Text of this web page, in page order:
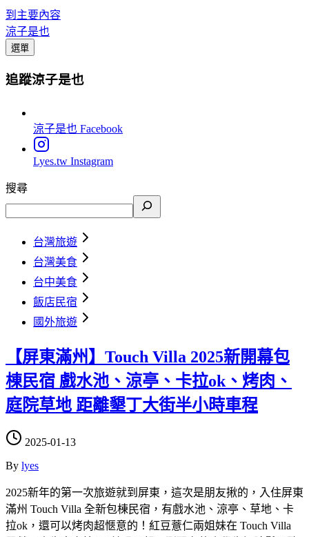
到主要內容
涼子是也
選單
追蹤涼子是也
涼子是也 Facebook
Lyes.tw Instagram
搜尋
台灣旅遊
台灣美食
台中美食
飯店民宿
國外旅遊
【屏東滿州】Touch Villa 2025新開幕包
棟民宿 戲水池、涼亭、卡拉ok、烤肉、
庭院草地 距離墾丁大街半小時車程
2025-01-13
By lyes
2025新年的第一次旅遊就到屏東，這次是朋友揪的，入住屏東
滿州 Touch Villa 全新包棟民宿，有戲水池、涼亭、草地、卡
拉ok，還可以烤肉超愜意的！紅豆薏仁兩姐妹在 Touch Villa